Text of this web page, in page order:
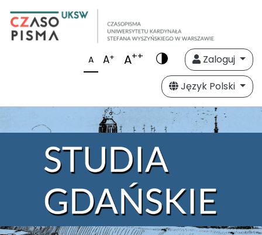
A A+ A++
Zaloguj
Język Polski